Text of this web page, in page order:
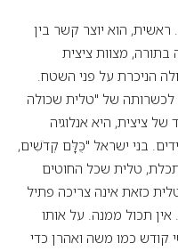
הוא יוצר קשר בין
מצוות ציצית
הניכרת על פני השטח.
לכשרותה של "טלית שכולה
ציצית, היא אנלוגיה
בני ישראל "כֻּלָּם קְדֹשִׁים,
טלית שכל החוטים
כזאת אינה צריכה פתיל
אין תכול ממנה. על אותו
קודש כמו משה ואהרן כדי